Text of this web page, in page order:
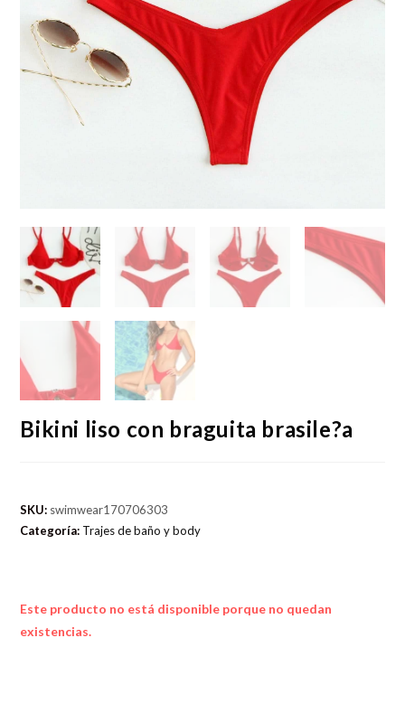
Bikini liso con braguita brasile?a
SKU: swimwear170706303
Categoría: Trajes de baño y body
Este producto no está disponible porque no quedan
existencias.